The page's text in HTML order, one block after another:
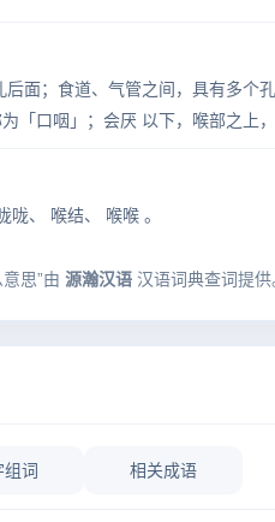
面；食道、气管之间，具有多个
「口咽」；会厌 以下，喉部之
、 喉结、 喉喉 。
思”由 源瀚汉语 汉语词典查词提供
组词 相关成语